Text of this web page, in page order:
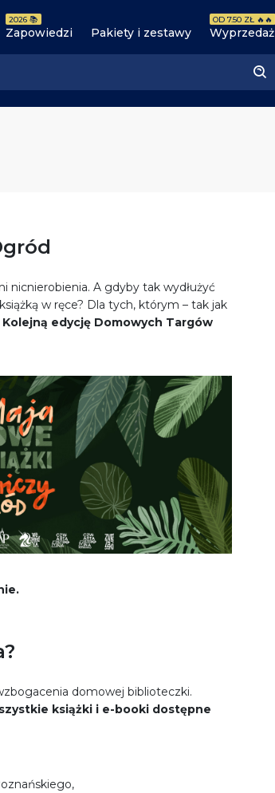
Zapowiedzi
2026 📚
Pakiety i zestawy Wyprzedaż
OD 7.50 ZŁ 🔥🔥
nicnierobienia. A gdyby tak wydłużyć
w ręce? Dla tych, którym – tak jak
Kolejną edycję Domowych Targów
domowej biblioteczki.
książki i e-booki dostępne